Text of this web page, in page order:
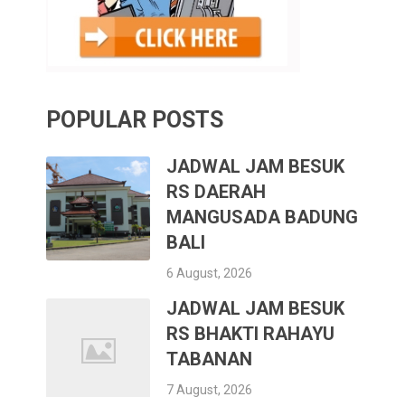
POPULAR POSTS
JADWAL JAM BESUK
RS DAERAH
MANGUSADA BADUNG
BALI
6 August, 2026
JADWAL JAM BESUK
RS BHAKTI RAHAYU
TABANAN
7 August, 2026